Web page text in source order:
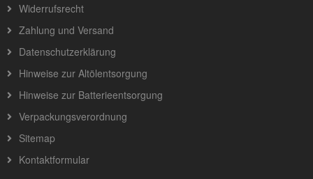
Widerrufsrecht
Zahlung und Versand
Datenschutzerklärung
Hinweise zur Altölentsorgung
Hinweise zur Batterieentsorgung
Verpackungsverordnung
Sitemap
Kontaktformular